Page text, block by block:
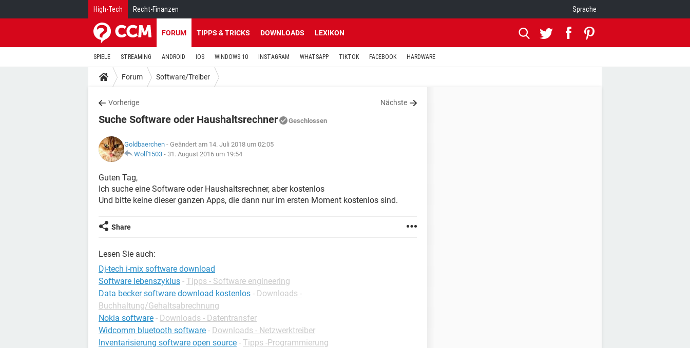
High-Tech Recht-Finanzen Sprache
FORUM TIPPS & TRICKS DOWNLOADS LEXIKON
SPIELE STREAMING ANDROID IOS WINDOWS 10 INSTAGRAM WHATSAPP TIKTOK FACEBOOK HARDWARE
Forum Software/Treiber
Vorherige Nächste
Suche Software oder Haushaltsrechner Geschlossen
Goldbaerchen - Geändert am 14. Juli 2018 um 02:05
Wolf1503 - 31. August 2016 um 19:54
Guten Tag,
Ich suche eine Software oder Haushaltsrechner, aber kostenlos
Und bitte keine dieser ganzen Apps, die dann nur im ersten Moment kostenlos sind.
Share
Lesen Sie auch:
Dj-tech i-mix software download
Software lebenszyklus - Tipps - Software engineering
Data becker software download kostenlos - Downloads -
Buchhaltung/Gehaltsabrechnung
Nokia software - Downloads - Datentransfer
Widcomm bluetooth software - Downloads - Netzwerktreiber
Inventarisierung software open source - Tipps -Programmierung